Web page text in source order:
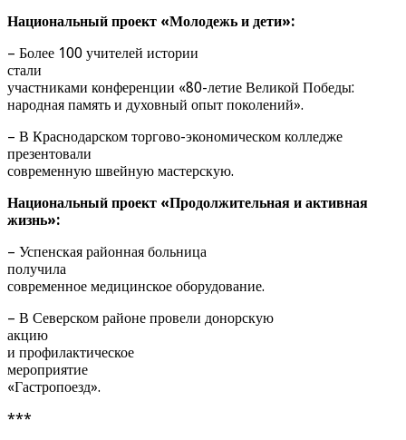
Национальный проект «Молодежь и дети»:
– Более 100 учителей истории
стали
участниками конференции «80-летие Великой Победы:
народная память и духовный опыт поколений».
– В Краснодарском торгово-экономическом колледже
презентовали
современную швейную мастерскую.
Национальный проект «Продолжительная и активная
жизнь»:
– Успенская районная больница
получила
современное медицинское оборудование.
– В Северском районе провели донорскую
акцию
и профилактическое
мероприятие
«Гастропоезд».
***